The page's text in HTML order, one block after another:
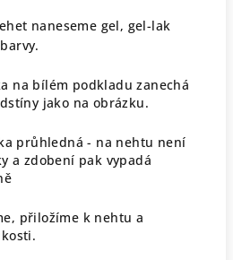
naneseme gel, gel-lak
barvy.
na bílém podkladu zanechá
jako na obrázku.
průhledná - na nehtu není
a zdobení pak vypadá
přiložíme k nehtu a